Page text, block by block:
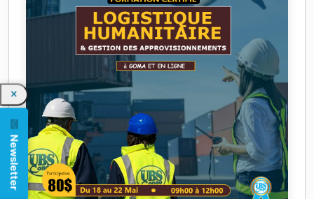
Newsletter